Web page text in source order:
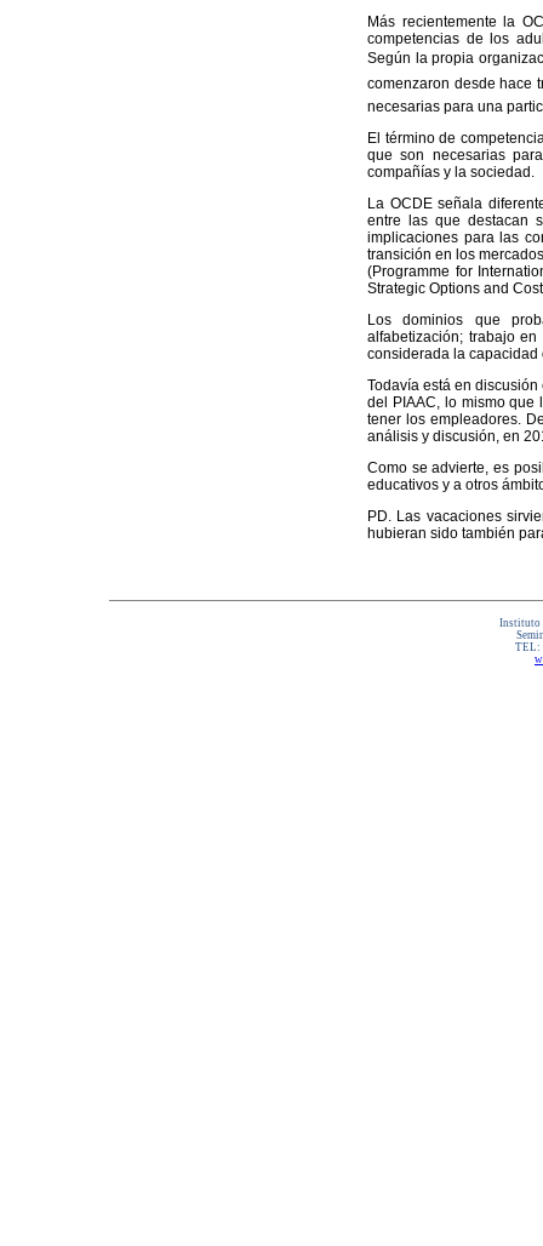
Más recientemente la
competencias de los
Según la propia
comenzaron desde hace
necesarias para una
El término de
que son necesarias
compañías y la sociedad.
La OCDE señala
entre las que destacan
implicaciones para las
transición en los
(Programme for
Strategic Options and
Los dominios que
alfabetización; trabajo
considerada la
Todavía está en
del PIAAC, lo mismo
tener los empleadores.
análisis y discusión, en
Como se advierte, es
educativos y a otros
PD. Las vacaciones
hubieran sido también
Instituto
TEL: